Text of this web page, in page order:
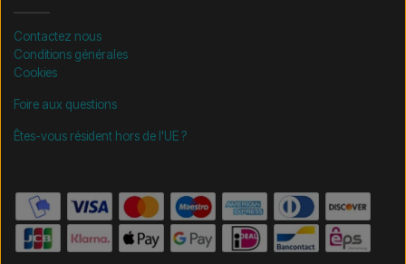
Contactez nous
Conditions générales
Cookies
Foire aux questions
Êtes-vous résident hors de l'UE ?